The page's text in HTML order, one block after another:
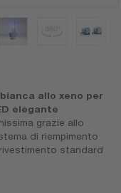
allo xeno per
elegante
grazie allo
di riempimento
standard